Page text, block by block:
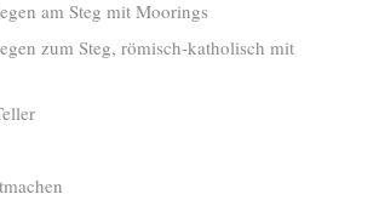
am Steg mit Moorings
zum Steg, römisch-katholisch mit